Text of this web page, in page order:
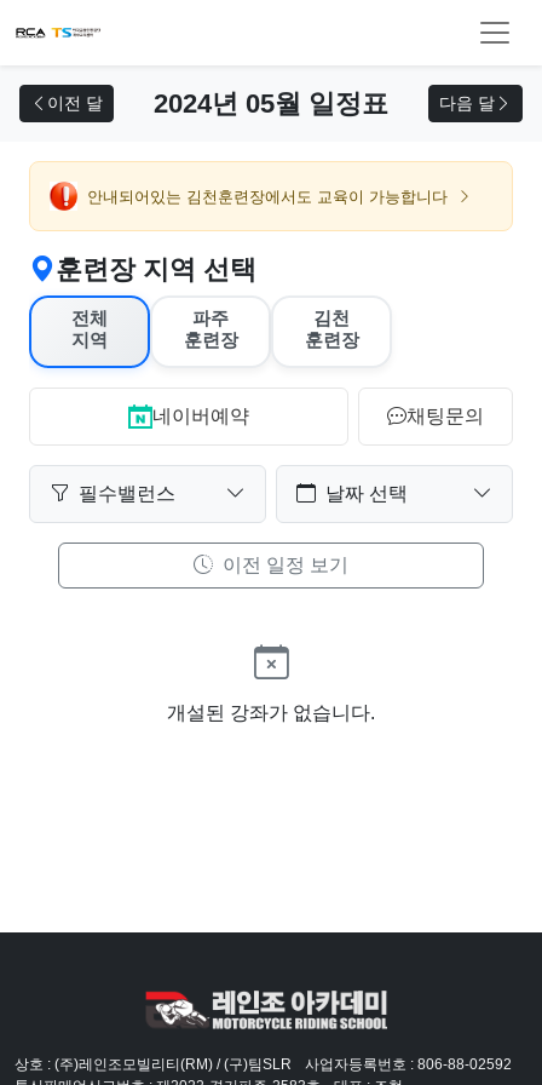
이전 달 2024년 05월 일정표 다음 달
안내되어있는 김천훈련장에서도 교육이 가능합니다
훈련장 지역 선택
전체
지역
파주
훈련장
김천
훈련장
네이버예약 채팅문의
필수밸런스 날짜 선택
이전 일정 보기
개설된 강좌가 없습니다.
상호 : (주)레인조모빌리티(RM) / (구)팀SLR
사업자등록번호 : 806-88-02592